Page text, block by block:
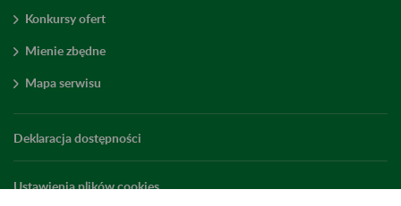
Konkursy ofert
Mienie zbędne
Mapa serwisu
Deklaracja dostępności
Ustawienia plików cookies